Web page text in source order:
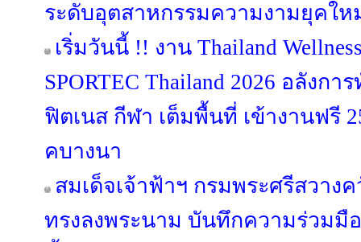
ระดับอุตสาหกรรมความงามยุคให
เริ่มวันนี้ !! งาน Thailand
SPORTEC Thailand 2026 อลังกา
ฟิตเนส กีฬา เต็มพื้นที่ เข้างานฟรี
คบางนา
สมเด็จเจ้าฟ้าฯ กรมพระศรีสวา
ทรงลงพระนาม บันทึกความร่วมมื